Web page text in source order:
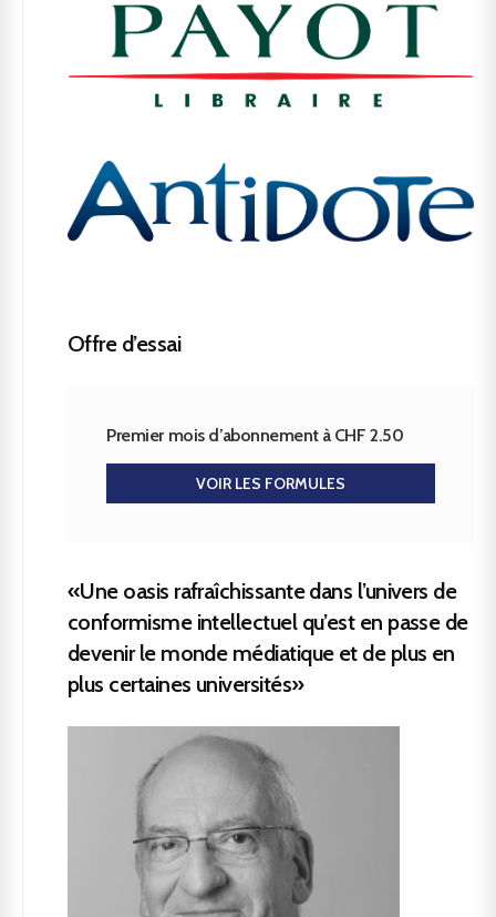
Offre d’essai
Premier mois d’abonnement à CHF 2.50
VOIR LES FORMULES
«Une oasis rafraîchissante dans l’univers de
conformisme intellectuel qu’est en passe de
devenir le monde médiatique et de plus en
plus certaines universités»